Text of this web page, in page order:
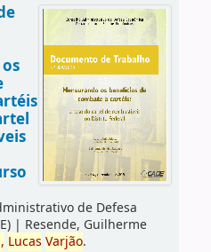
de Defesa
| Resende, Guilherme
Lucas Varjão.